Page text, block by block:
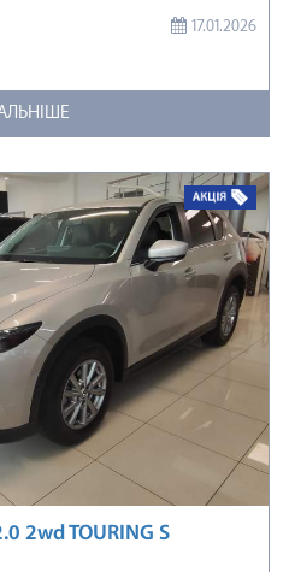
17.01.2026
2wd TOURING S